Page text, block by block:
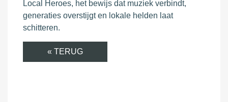
Local Heroes, het bewijs dat muziek verbindt,
generaties overstijgt en lokale helden laat
schitteren.
« TERUG